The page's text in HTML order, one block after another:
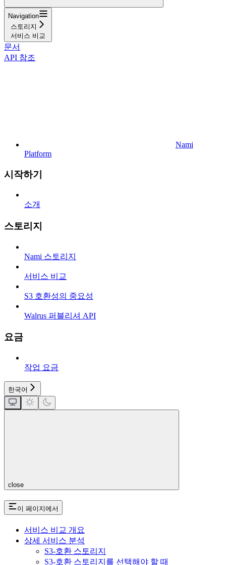
Navigation
스토리지
서비스 비교
문서
API 참조
Nami
Platform
시작하기
소개
스토리지
Nami 스토리지
서비스 비교
S3 호환성의 중요성
Walrus 퍼블리셔 API
요금
작업 요금
한국어
close
이 페이지에서
서비스 비교 개요
상세 서비스 분석
S3-호환 스토리지
S3-호환 스토리지를 선택해야 할 때